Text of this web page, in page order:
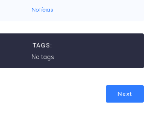
Notícias
TAGS:
No tags
Next